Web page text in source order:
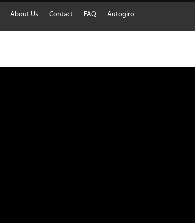
About Us Contact FAQ Autogiro